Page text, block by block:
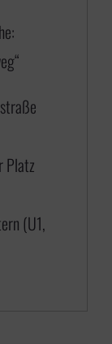
Platz
(U1,